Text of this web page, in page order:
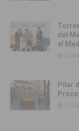
del
el
12/
Pilar
11/